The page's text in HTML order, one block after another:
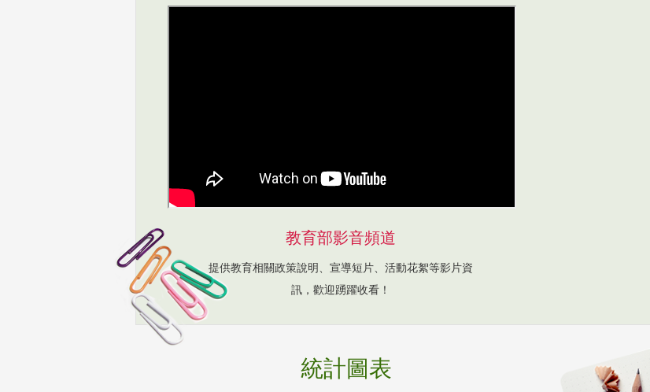
教育部影音頻道
提供教育相關政策說明、宣導短片、活動花絮等影片資
訊，歡迎踴躍收看！
統計圖表